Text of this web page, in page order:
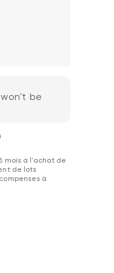
be
mois à l'achat de
de lots
à
Add to cart